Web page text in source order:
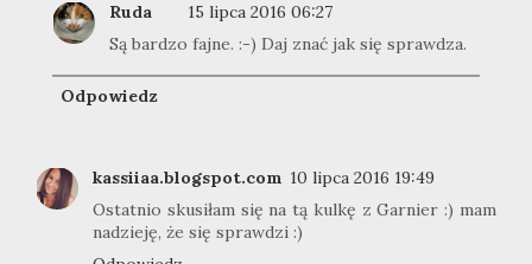
Ruda
15 lipca 2016 06:27
Są bardzo fajne. :-) Daj znać jak się sprawdza.
Odpowiedz
kassiiaa.blogspot.com 10 lipca 2016 19:49
Ostatnio skusiłam się na tą kulkę z Garnier :) mam
nadzieję, że się sprawdzi :)